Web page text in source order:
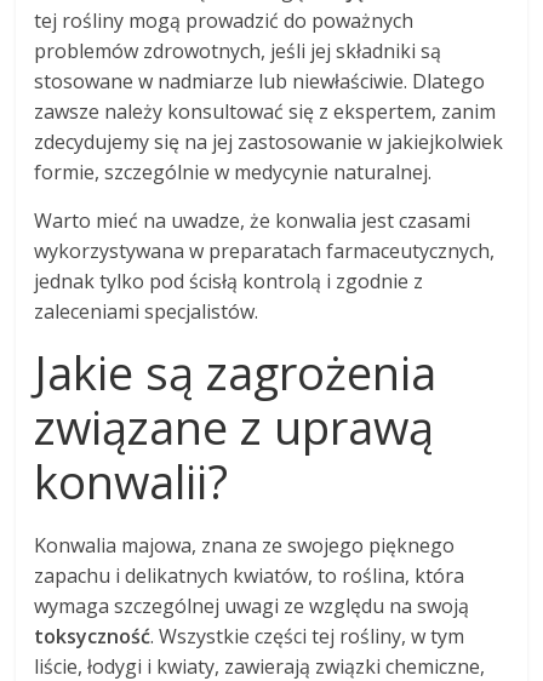
tej rośliny mogą prowadzić do poważnych
problemów zdrowotnych, jeśli jej składniki są
stosowane w nadmiarze lub niewłaściwie. Dlatego
zawsze należy konsultować się z ekspertem, zanim
zdecydujemy się na jej zastosowanie w jakiejkolwiek
formie, szczególnie w medycynie naturalnej.
Warto mieć na uwadze, że konwalia jest czasami
wykorzystywana w preparatach farmaceutycznych,
jednak tylko pod ścisłą kontrolą i zgodnie z
zaleceniami specjalistów.
Jakie są zagrożenia
związane z uprawą
konwalii?
Konwalia majowa, znana ze swojego pięknego
zapachu i delikatnych kwiatów, to roślina, która
wymaga szczególnej uwagi ze względu na swoją
toksyczność. Wszystkie części tej rośliny, w tym
liście, łodygi i kwiaty, zawierają związki chemiczne,